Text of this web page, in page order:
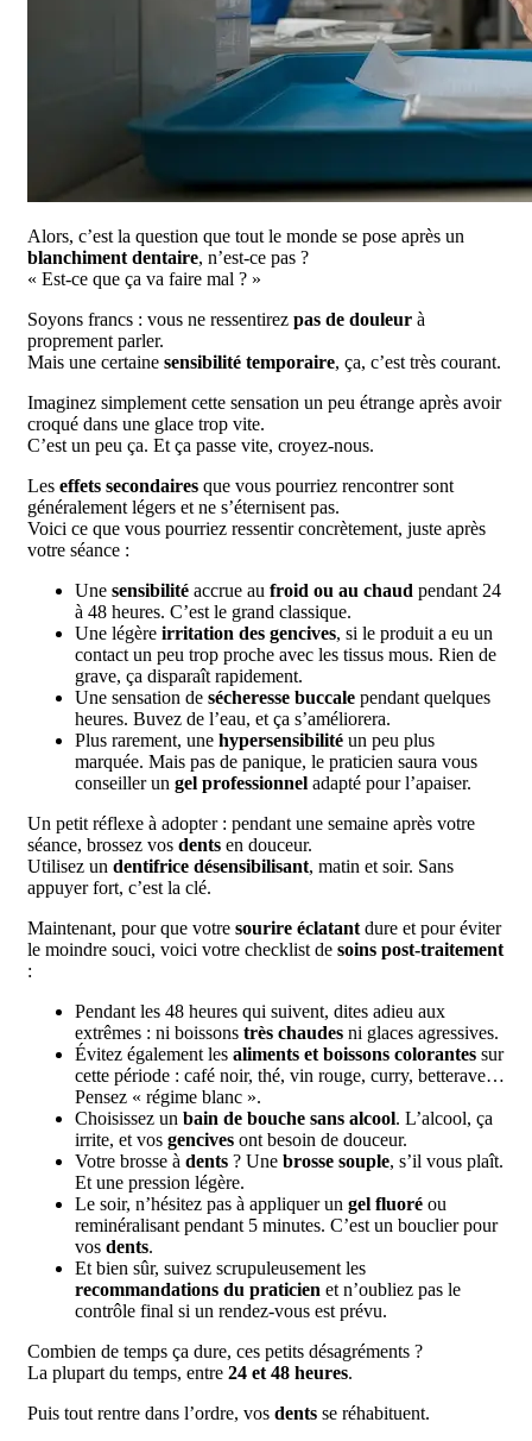
Alors, c’est la question que tout le monde se pose après un
blanchiment dentaire, n’est-ce pas ?
« Est-ce que ça va faire mal ? »
Soyons francs : vous ne ressentirez pas de douleur à
proprement parler.
Mais une certaine sensibilité temporaire, ça, c’est très courant.
Imaginez simplement cette sensation un peu étrange après avoir
croqué dans une glace trop vite.
C’est un peu ça. Et ça passe vite, croyez-nous.
Les effets secondaires que vous pourriez rencontrer sont
généralement légers et ne s’éternisent pas.
Voici ce que vous pourriez ressentir concrètement, juste après
votre séance :
Une sensibilité accrue au froid ou au chaud pendant 24
à 48 heures. C’est le grand classique.
Une légère irritation des gencives, si le produit a eu un
contact un peu trop proche avec les tissus mous. Rien de
grave, ça disparaît rapidement.
Une sensation de sécheresse buccale pendant quelques
heures. Buvez de l’eau, et ça s’améliorera.
Plus rarement, une hypersensibilité un peu plus
marquée. Mais pas de panique, le praticien saura vous
conseiller un gel professionnel adapté pour l’apaiser.
Un petit réflexe à adopter : pendant une semaine après votre
séance, brossez vos dents en douceur.
Utilisez un dentifrice désensibilisant, matin et soir. Sans
appuyer fort, c’est la clé.
Maintenant, pour que votre sourire éclatant dure et pour éviter
le moindre souci, voici votre checklist de soins post-traitement
:
Pendant les 48 heures qui suivent, dites adieu aux
extrêmes : ni boissons très chaudes ni glaces agressives.
Évitez également les aliments et boissons colorantes sur
cette période : café noir, thé, vin rouge, curry, betterave…
Pensez « régime blanc ».
Choisissez un bain de bouche sans alcool. L’alcool, ça
irrite, et vos gencives ont besoin de douceur.
Votre brosse à dents ? Une brosse souple, s’il vous plaît.
Et une pression légère.
Le soir, n’hésitez pas à appliquer un gel fluoré ou
reminéralisant pendant 5 minutes. C’est un bouclier pour
vos dents.
Et bien sûr, suivez scrupuleusement les
recommandations du praticien et n’oubliez pas le
contrôle final si un rendez-vous est prévu.
Combien de temps ça dure, ces petits désagréments ?
La plupart du temps, entre 24 et 48 heures.
Puis tout rentre dans l’ordre, vos dents se réhabituent.